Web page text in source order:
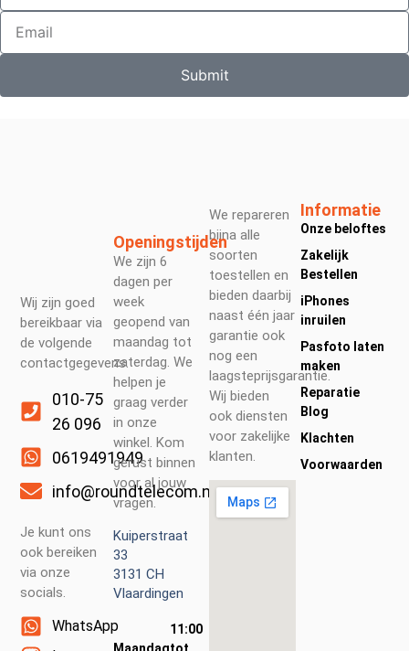
Submit
Wij zijn goed
bereikbaar via
de volgende
contactgegevens.
010-75
26 096
0619491949
info@roundtelecom.nl
Je kunt ons
ook bereiken
via onze
socials.
WhatsApp
We repareren
bijna alle
soorten
toestellen en
bieden daarbij
naast één jaar
garantie ook
nog een
laagsteprijsgarantie.
Wij bieden
ook diensten
voor zakelijke
klanten.
Openingstijden
We zijn 6
dagen per
week
geopend van
maandag tot
zaterdag. We
helpen je
graag verder
in onze
winkel. Kom
gerust binnen
voor al jouw
vragen.
Kuiperstraat
33
3131 CH
Vlaardingen
11:00
Informatie
Onze beloftes
Zakelijk
Bestellen
iPhones
inruilen
Pasfoto laten
maken
Reparatie
Blog
Klachten
Voorwaarden